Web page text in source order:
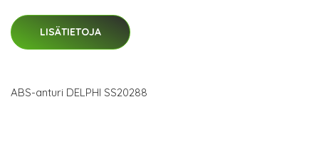
LISÄTIETOJA
ABS-anturi DELPHI SS20288